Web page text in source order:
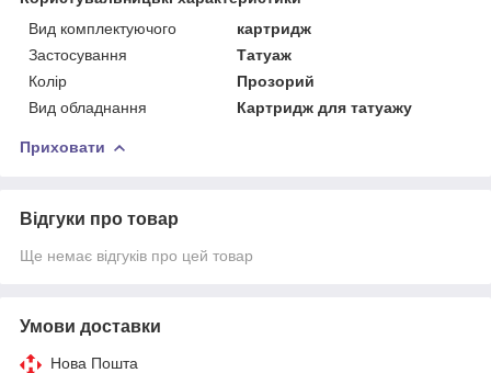
Вид комплектуючого
картридж
Застосування
Татуаж
Колір
Прозорий
Вид обладнання
Картридж для татуажу
Приховати
Відгуки про товар
Ще немає відгуків про цей товар
Умови доставки
Нова Пошта